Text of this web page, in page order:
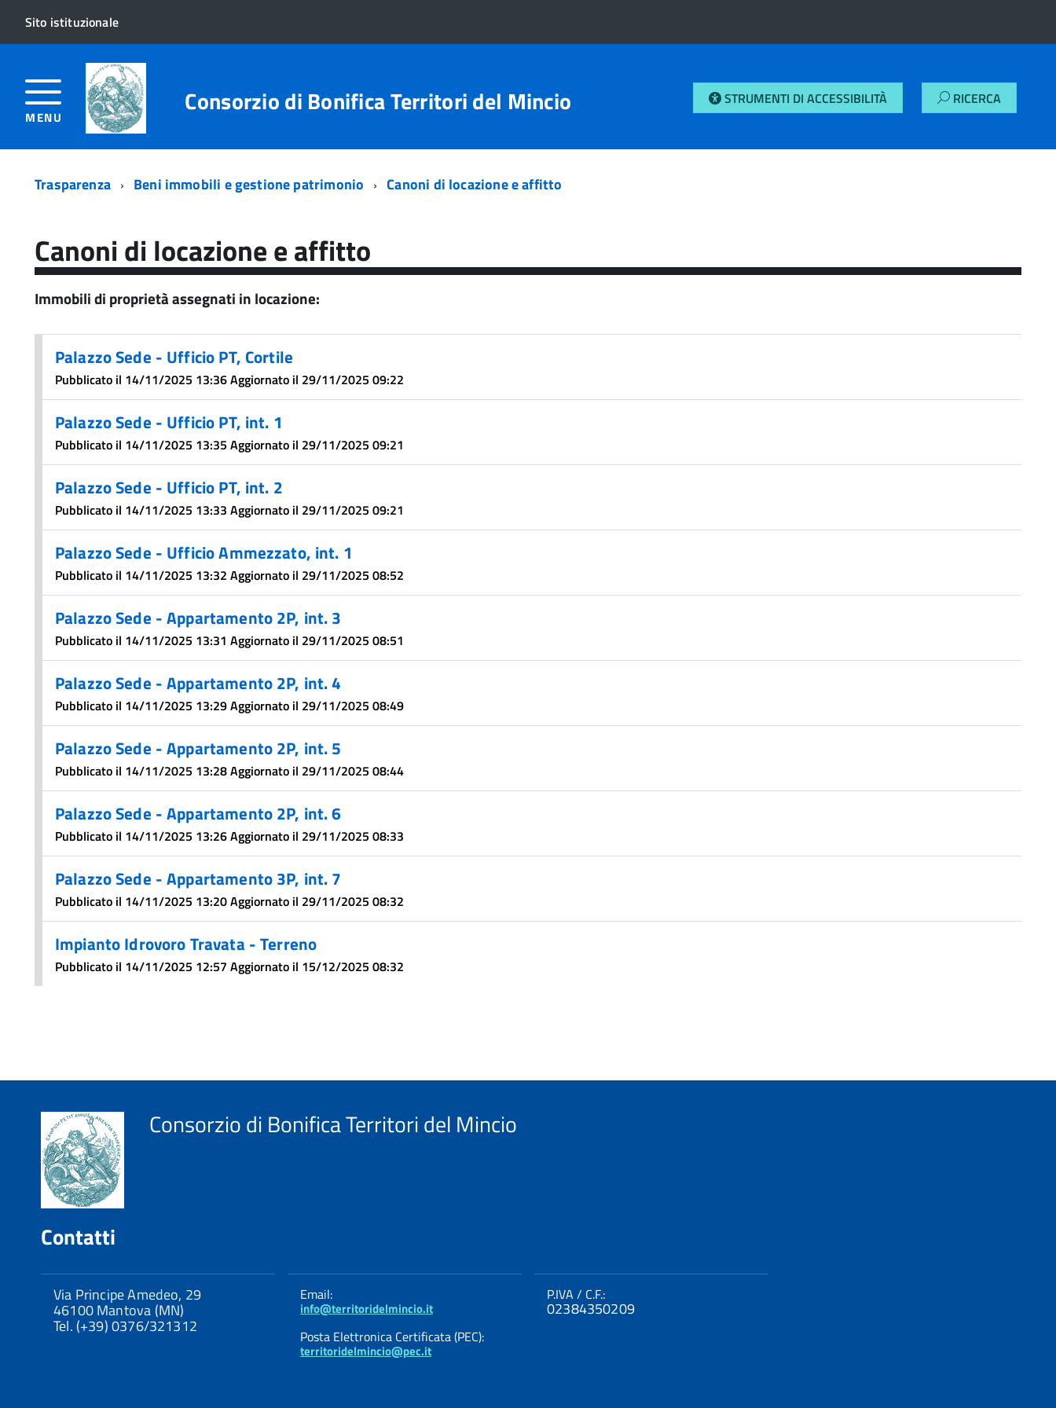
Sito istituzionale
MENU Consorzio di Bonifica Territori del Mincio STRUMENTI DI ACCESSIBILITÀ RICERCA
Trasparenza Beni immobili e gestione patrimonio Canoni di locazione e affitto
Canoni di locazione e affitto
Immobili di proprietà assegnati in locazione:
Palazzo Sede - Ufficio PT, Cortile
Pubblicato il 14/11/2025 13:36 Aggiornato il 29/11/2025 09:22
Palazzo Sede - Ufficio PT, int. 1
Pubblicato il 14/11/2025 13:35 Aggiornato il 29/11/2025 09:21
Palazzo Sede - Ufficio PT, int. 2
Pubblicato il 14/11/2025 13:33 Aggiornato il 29/11/2025 09:21
Palazzo Sede - Ufficio Ammezzato, int. 1
Pubblicato il 14/11/2025 13:32 Aggiornato il 29/11/2025 08:52
Palazzo Sede - Appartamento 2P, int. 3
Pubblicato il 14/11/2025 13:31 Aggiornato il 29/11/2025 08:51
Palazzo Sede - Appartamento 2P, int. 4
Pubblicato il 14/11/2025 13:29 Aggiornato il 29/11/2025 08:49
Palazzo Sede - Appartamento 2P, int. 5
Pubblicato il 14/11/2025 13:28 Aggiornato il 29/11/2025 08:44
Palazzo Sede - Appartamento 2P, int. 6
Pubblicato il 14/11/2025 13:26 Aggiornato il 29/11/2025 08:33
Palazzo Sede - Appartamento 3P, int. 7
Pubblicato il 14/11/2025 13:20 Aggiornato il 29/11/2025 08:32
Impianto Idrovoro Travata - Terreno
Pubblicato il 14/11/2025 12:57 Aggiornato il 15/12/2025 08:32
Consorzio di Bonifica Territori del Mincio
Contatti
Via Principe Amedeo, 29
46100 Mantova (MN)
Tel. (+39) 0376/321312
Email:
info@territoridelmincio.it
Posta Elettronica Certificata (PEC):
territoridelmincio@pec.it
P.IVA / C.F.:
02384350209